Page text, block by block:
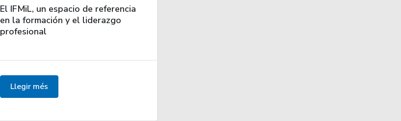
El IFMiL, un espacio de referencia
en la formación y el liderazgo
profesional
Llegir més